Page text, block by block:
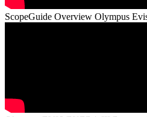
ScopeGuide Overview Olympus